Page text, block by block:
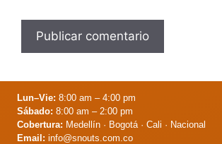
Lun–Vie: 8:00 am – 4:00 pm
Sábado: 8:00 am – 2:00 pm
Cobertura: Medellín · Bogotá · Cali · Nacional
Email: info@snouts.com.co